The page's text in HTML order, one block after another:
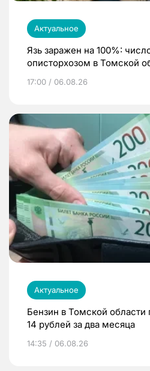
Актуальное
Язь заражен на 100%:
описторхозом в Томской
17:00 / 06.08.26
Актуальное
Бензин в Томской
14 рублей за два месяца
14:35 / 06.08.26